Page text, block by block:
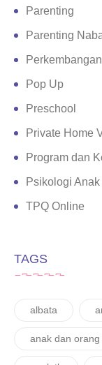
Parenting
Parenting
Pop Up
Preschool
Private Home
Program dan
Psikologi Anak
TPQ Online
TAGS
albata
anak dan orang